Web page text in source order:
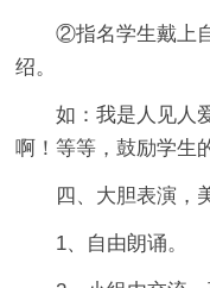
②指名学生戴上
绍。
如：我是人见人
啊！等等，鼓励学生
四、大胆表演，
1、自由朗诵。